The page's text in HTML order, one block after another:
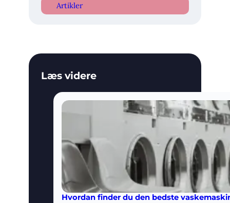
Artikler
Læs videre
Hvordan finder du den bedste